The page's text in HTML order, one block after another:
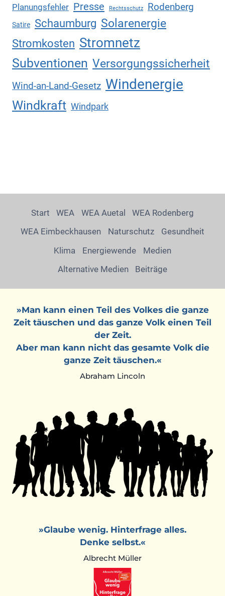
Planungsfehler Presse Rechtsschutz Rodenberg
Satire Schaumburg Solarenergie
Stromkosten Stromnetz
Subventionen Versorgungssicherheit
Wind-an-Land-Gesetz Windenergie
Windkraft Windpark
Start WEA WEA Auetal
WEA Rodenberg
WEA Eimbeckhausen
Naturschutz
Gesundheit
Klima
Energiewende
Medien
Alternative Medien
Beiträge
»Man kann einen Teil des Volkes die ganze
Zeit täuschen und das ganze Volk einen Teil
der Zeit.
Aber man kann nicht das gesamte Volk die
ganze Zeit täuschen.«
Abraham Lincoln
»Glaube wenig. Hinterfrage alles.
Denke selbst.«
Albrecht Müller